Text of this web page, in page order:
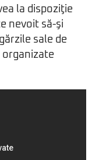
la dispoziţie
nevoit să-şi
sale de